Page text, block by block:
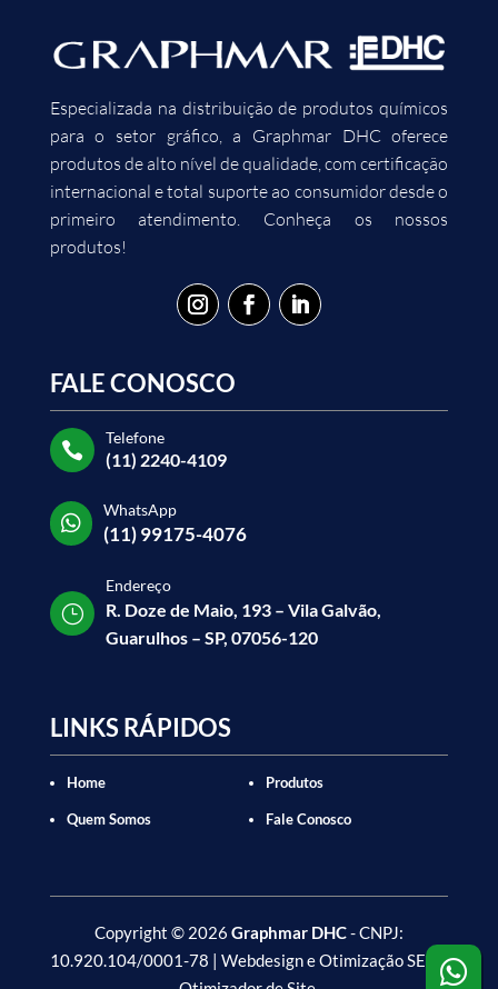
Especializada na distribuição de produtos químicos
para o setor gráfico, a Graphmar DHC oferece
produtos de alto nível de qualidade, com certificação
internacional e total suporte ao consumidor desde o
primeiro atendimento. Conheça os nossos
produtos!
FALE CONOSCO

Telefone
(11) 2240-4109

WhatsApp
(11) 99175-4076
}
Endereço
R. Doze de Maio, 193 – Vila Galvão,
Guarulhos – SP, 07056-120
LINKS RÁPIDOS
Home
Quem Somos
Produtos
Fale Conosco
Copyright ©2026 Graphmar DHC- CNPJ:
10.920.104/0001-78 | Webdesign e Otimização SEO -